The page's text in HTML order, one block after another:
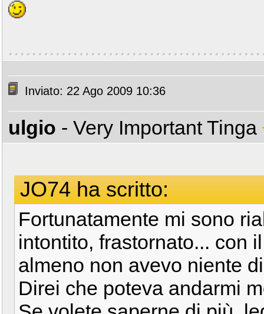
Inviato: 22 Ago 2009 10:36
ulgio - Very Important Tinga
JO74 ha scritto:
Fortunatamente mi sono
intontito, frastornato... con
almeno non avevo niente
Direi che poteva andarmi